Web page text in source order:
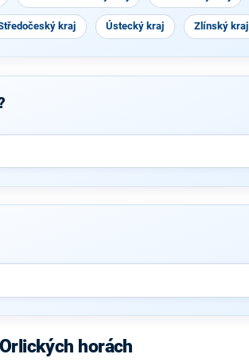
kraj Ústecký kraj Zlínský kraj
horách